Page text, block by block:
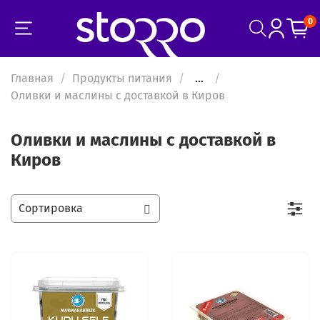
0
Главная Продукты питания
...
Оливки и маслины с доставкой в Киров
Оливки и маслины с доставкой в
Киров